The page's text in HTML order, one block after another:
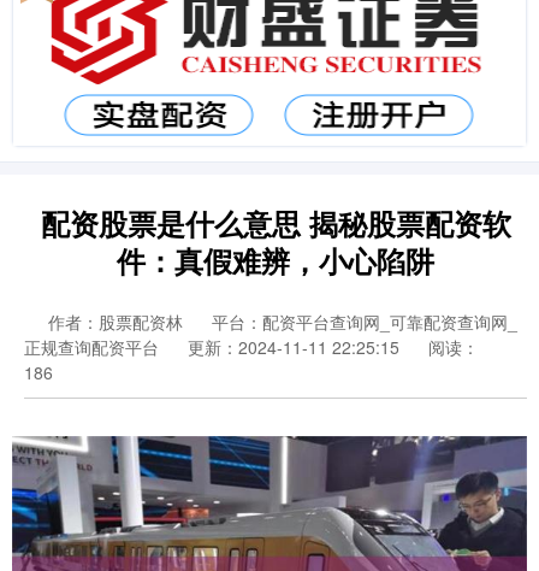
配资股票是什么意思 揭秘股票配资软
件：真假难辨，小心陷阱
作者：股票配资林
平台：配资平台查询网_可靠配资查询网_
正规查询配资平台
更新：2024-11-11 22:25:15
阅读：
186